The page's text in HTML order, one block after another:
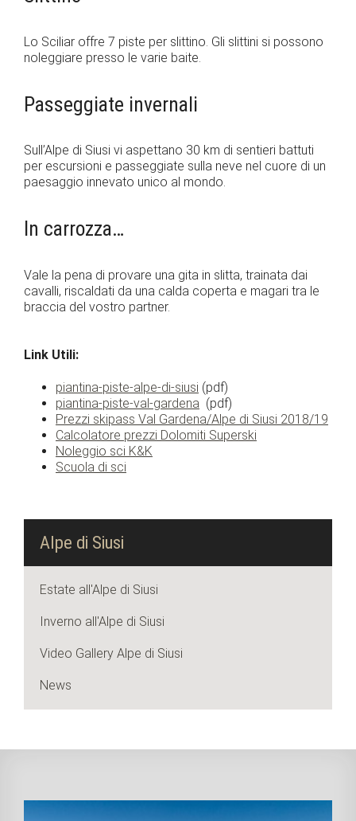
Lo Sciliar offre 7 piste per slittino. Gli slittini si possono
noleggiare presso le varie baite.
Passeggiate invernali
Sull’Alpe di Siusi vi aspettano 30 km di sentieri battuti
per escursioni e passeggiate sulla neve nel cuore di un
paesaggio innevato unico al mondo.
In carrozza…
Vale la pena di provare una gita in slitta, trainata dai
cavalli, riscaldati da una calda coperta e magari tra le
braccia del vostro partner.
Link Utili:
piantina-piste-alpe-di-siusi (pdf)
piantina-piste-val-gardena (pdf)
Prezzi skipass Val Gardena/Alpe di Siusi 2018/19
Calcolatore prezzi Dolomiti Superski
Noleggio sci K&K
Scuola di sci
Alpe di Siusi
Estate all'Alpe di Siusi
Inverno all'Alpe di Siusi
Video Gallery Alpe di Siusi
News